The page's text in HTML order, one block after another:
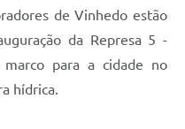
de Vinhedo estão
da Represa 5 -
para a cidade no
hídrica.